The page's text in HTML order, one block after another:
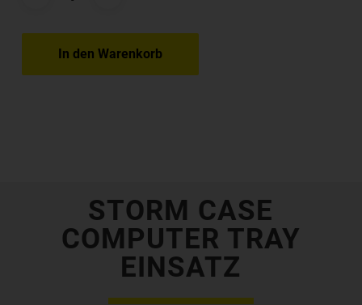
In den Warenkorb
STORM CASE
COMPUTER TRAY
EINSATZ